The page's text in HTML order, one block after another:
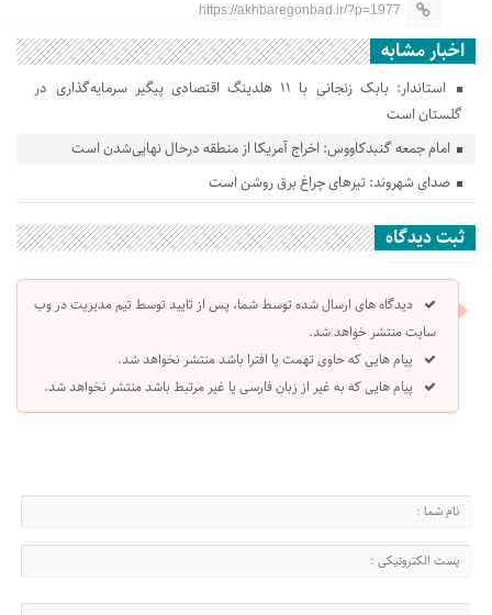
https://akhbaregonbad.ir/?p=1977
اخبار مشابه
استاندار: بابک زنجانی با ۱۱ هلدینگ اقتصادی پیگیر سرمایه‌گذاری در
گلستان است
امام جمعه گنبدکاووس: اخراج آمریکا از منطقه درحال نهایی‌شدن است
صدای شهروند: تیرهای چراغ برق روشن است
ثبت دیدگاه
دیدگاه های ارسال شده توسط شما، پس از تایید توسط تیم مدیریت در وب
سایت منتشر خواهد شد.
پیام هایی که حاوی تهمت یا افترا باشد منتشر نخواهد شد.
پیام هایی که به غیر از زبان فارسی یا غیر مرتبط باشد منتشر نخواهد شد.